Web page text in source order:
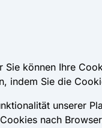
können Ihre
indem Sie die
unserer
nach